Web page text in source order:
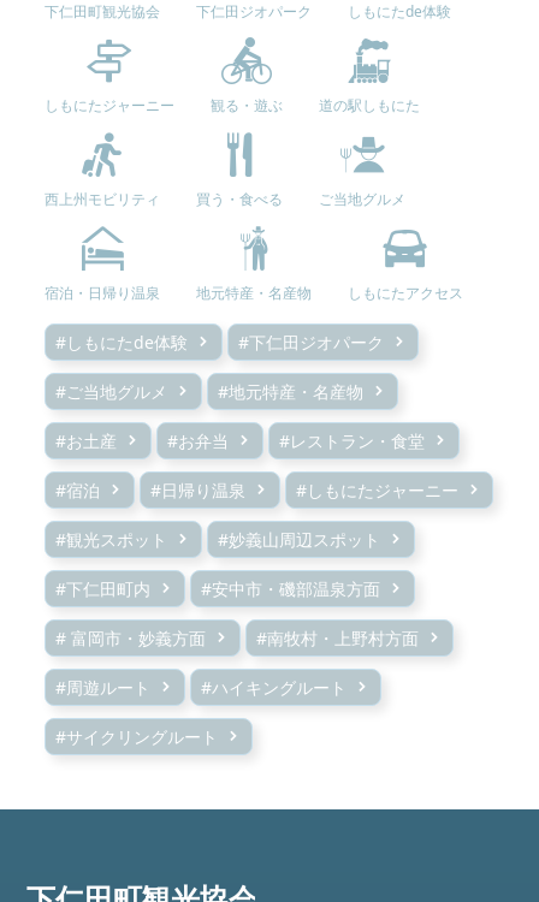
下仁田町観光協会 下仁田ジオパーク しもにたde体験
しもにたジャーニー 観る・遊ぶ 道の駅しもにた
西上州モビリティ 買う・食べる ご当地グルメ
宿泊・日帰り温泉 地元特産・名産物 しもにたアクセス
#しもにたde体験 #下仁田ジオパーク
#ご当地グルメ #地元特産・名産物
#お土産 #お弁当 #レストラン・食堂
#宿泊 #日帰り温泉 #しもにたジャーニー
#観光スポット #妙義山周辺スポット
#下仁田町内 #安中市・磯部温泉方面
# 富岡市・妙義方面 #南牧村・上野村方面
#周遊ルート #ハイキングルート
#サイクリングルート